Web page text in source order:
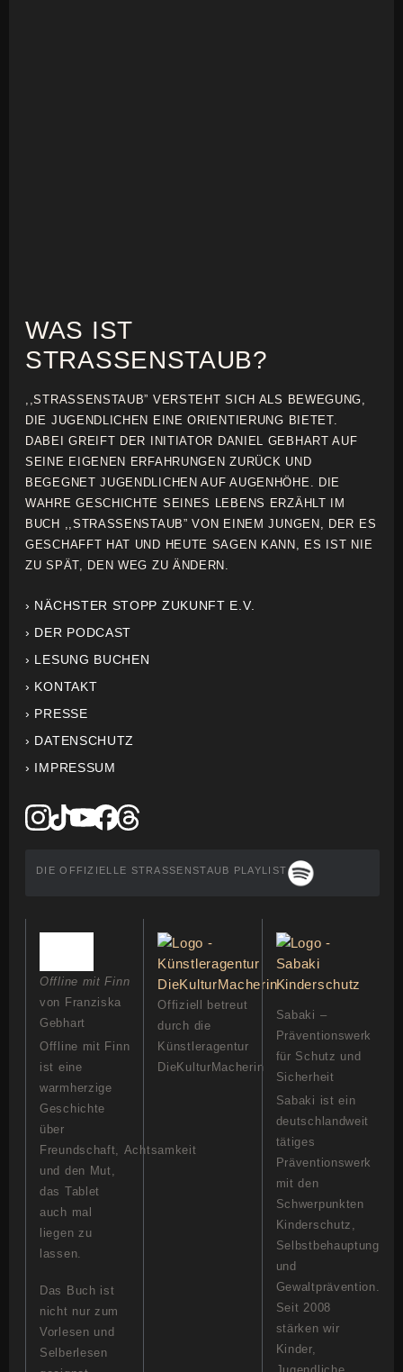
WAS IST
STRASSENSTAUB?
,,STRASSENSTAUB” VERSTEHT SICH ALS BEWEGUNG,
DIE JUGENDLICHEN EINE ORIENTIERUNG BIETET.
DABEI GREIFT DER INITIATOR DANIEL GEBHART AUF
SEINE EIGENEN ERFAHRUNGEN ZURÜCK UND
BEGEGNET JUGENDLICHEN AUF AUGENHÖHE. DIE
WAHRE GESCHICHTE SEINES LEBENS ERZÄHLT IM
BUCH ,,STRASSENSTAUB” VON EINEM JUNGEN, DER ES
GESCHAFFT HAT UND HEUTE SAGEN KANN, ES IST NIE
ZU SPÄT, DEN WEG ZU ÄNDERN.
› NÄCHSTER STOPP ZUKUNFT E.V.
› DER PODCAST
› LESUNG BUCHEN
› KONTAKT
› PRESSE
› DATENSCHUTZ
› IMPRESSUM
DIE OFFIZIELLE STRASSENSTAUB PLAYLIST
Offline mit Finn
von Franziska
Gebhart
Offline mit Finn
ist eine
warmherzige
Geschichte
über
Freundschaft, Achtsamkeit
und den Mut,
das Tablet
auch mal
liegen zu
lassen.
Das Buch ist
nicht nur zum
Vorlesen und
Selberlesen
Offiziell betreut
durch die
Künstleragentur
DieKulturMacherin
Sabaki –
Präventionswerk
für Schutz und
Sicherheit
Sabaki ist ein
deutschlandweit
tätiges
Präventionswerk
mit den
Schwerpunkten
Kinderschutz,
Selbstbehauptung
und
Gewaltprävention.
Seit 2008
stärken wir
Kinder,